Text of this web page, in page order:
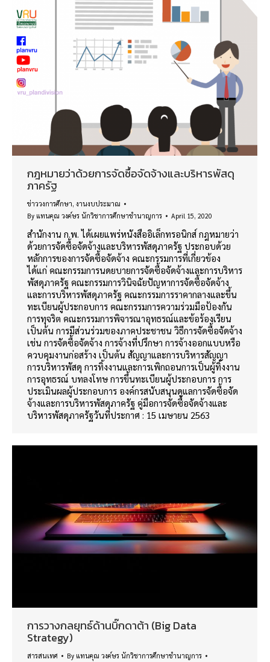
กฎหมายว่าด้วยการจัดซื้อจัดจ้างและบริหารพัสดุ
ภาครัฐ
ข่าววงการศึกษา, งานงบประมาณ
By แทนคุณ วงค์ษร นักวิชาการศึกษาชำนาญการ April 15, 2020
สำนักงาน ก.พ. ได้เผยแพร่หนังสืออิเล็กทรอนิกส์ กฎหมายว่า
ด้วยการจัดซื้อจัดจ้างและบริหารพัสดุภาครัฐ ประกอบด้วย
หลักการของการจัดซื้อจัดจ้าง คณะกรรมการที่เกี่ยวข้อง
ได้แก่ คณะกรรมการนดยบายการจัดซื้อจัดจ้างและการบริหาร
พัสดุภาครัฐ คณะกรรมการวินิจฉัยปัญหาการจัดซื้อจัดจ้าง
และการบริหารพัสดุภาครัฐ คณะกรรมการราคากลางและขึ้น
ทะเบียนผู้ประกอบการ คณะกรรมการความร่วมมือป้องกัน
การทุจริต คณะกรรมการพิจารณาอุทธรณ์และข้อร้องเรียน
เป็นต้น การมีส่วนร่วมของภาคประชาชน วิธีการจัดซื้อจัดจ้าง
เช่น การจัดซื้อจัดจ้าง การจ้างที่ปรึกษา การจ้างออกแบบหรือ
ควบคุมงานก่อสร้าง เป็นต้น สัญญาและการบริหารสัญญา
การบริหารพัสดุ การทิ้งงานและการเพิกถอนการเป็นผู้ทิ้งงาน
การอุทธรณ์ บทลงโทษ การขึ้นทะเบียนผู้ประกอบการ การ
ประเมินผลผู้ประกอบการ องค์กรสนับสนุนดูแลการจัดซื้อจัด
จ้างและการบริหารพัสดุภาครัฐ คู่มือการจัดซื้อจัดจ้างและ
บริหารพัสดุภาครัฐวันที่ประกาศ : 15 เมษายน 2563
การวางกลยุทธ์ด้านบิ๊กดาต้า (Big Data
Strategy)
สารสนเทศ By แทนคุณ วงค์ษร นักวิชาการศึกษาชำนาญการ